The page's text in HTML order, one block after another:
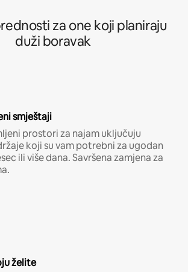
za one koji planiraju
duži boravak
smještaji
prostori za najam uključuju
koji su vam potrebni za ugodan
ili više dana. Savršena zamjena za
želite